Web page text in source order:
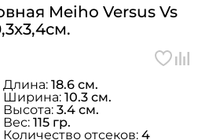
Meiho Versus Vs
Длина: 18.6 см.
Ширина: 10.3 см.
Высота: 3.4 см.
Вес: 115 гр.
Количество отсеков: 4